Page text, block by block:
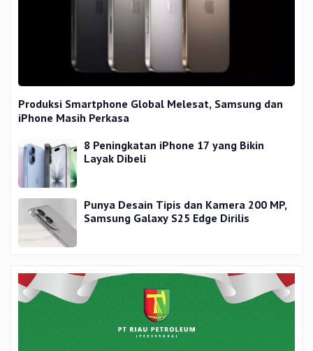
Produksi Smartphone Global Melesat, Samsung dan
iPhone Masih Perkasa
8 Peningkatan iPhone 17 yang Bikin
Layak Dibeli
Punya Desain Tipis dan Kamera 200 MP,
Samsung Galaxy S25 Edge Dirilis